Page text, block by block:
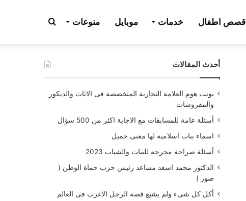
قصص اطفال خدمات موبايل منوعات بحث
عن أحدث المقالات
بونت هوم العلامة التجارية المتخصصة فى الاثاث والديكور
والمفروشات
أسئلة عامة للمسابقات مع الاجابة اكثر من 500 سؤال
اسماء بنات اسلامية لها معنى جميل
أسئلة صراحة محرجة للبنات والشباب 2023
الدكتور محمد اسعد مساعد رئيس حزب حماة الوطن (
صور )
أكل كل شىء ولم يشبع قصة الرجل الاغرب فى العالم